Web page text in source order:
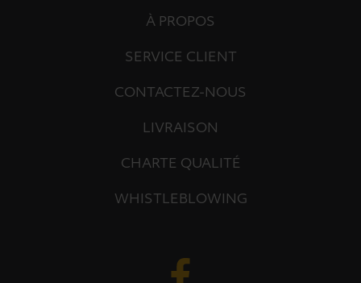
À PROPOS
SERVICE CLIENT
CONTACTEZ-NOUS
LIVRAISON
CHARTE QUALITÉ
WHISTLEBLOWING